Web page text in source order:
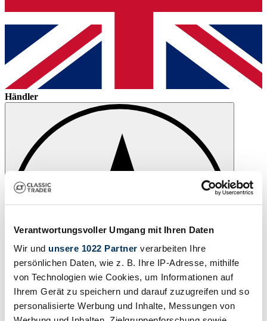
Verantwortungsvoller Umgang mit Ihren Daten
Wir und unsere 1022 Partner verarbeiten Ihre
persönlichen Daten, wie z. B. Ihre IP-Adresse, mithilfe
von Technologien wie Cookies, um Informationen auf
Ihrem Gerät zu speichern und darauf zuzugreifen und so
personalisierte Werbung und Inhalte, Messungen von
Händler